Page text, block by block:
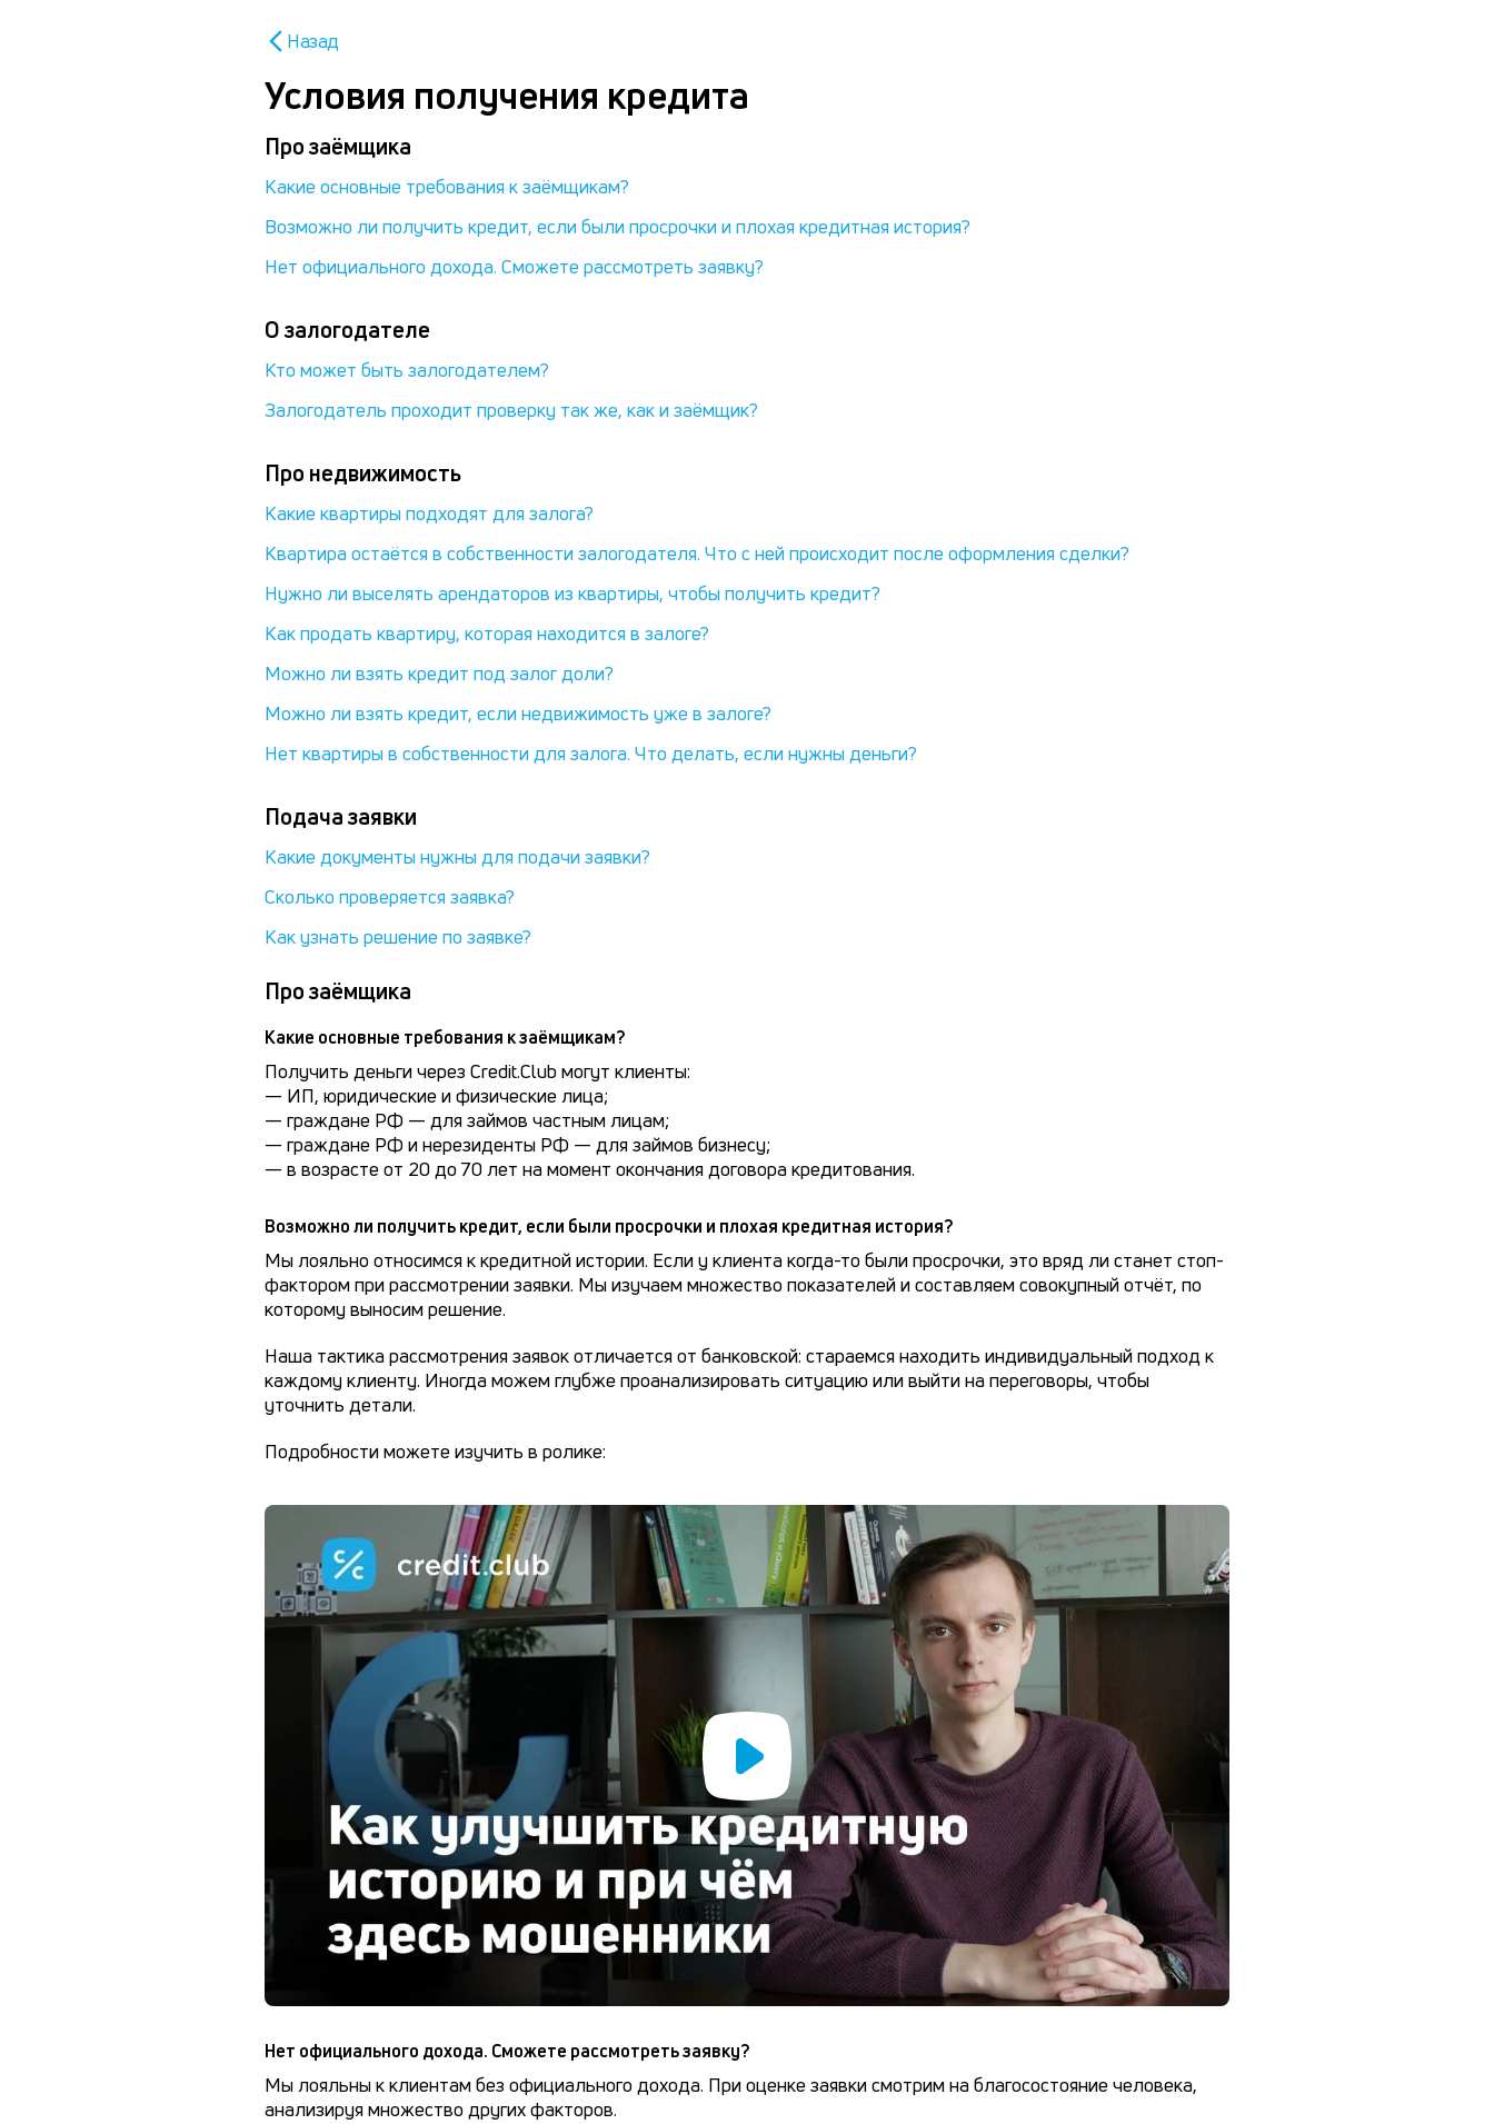
Назад
Условия получения кредита
Про заёмщика
Какие основные требования к заёмщикам?
Возможно ли получить кредит, если были просрочки и плохая кредитная история?
Нет официального дохода. Сможете рассмотреть заявку?
О залогодателе
Кто может быть залогодателем?
Залогодатель проходит проверку так же, как и заёмщик?
Про недвижимость
Какие квартиры подходят для залога?
Квартира остаётся в собственности залогодателя. Что с ней происходит после оформления сделки?
Нужно ли выселять арендаторов из квартиры, чтобы получить кредит?
Как продать квартиру, которая находится в залоге?
Можно ли взять кредит под залог доли?
Можно ли взять кредит, если недвижимость уже в залоге?
Нет квартиры в собственности для залога. Что делать, если нужны деньги?
Подача заявки
Какие документы нужны для подачи заявки?
Сколько проверяется заявка?
Как узнать решение по заявке?
Про заёмщика
Какие основные требования к заёмщикам?
Получить деньги через Credit.Club могут клиенты:
— ИП, юридические и физические лица;
— граждане РФ — для займов частным лицам;
— граждане РФ и нерезиденты РФ — для займов бизнесу;
— в возрасте от 20 до 70 лет на момент окончания договора кредитования.
Возможно ли получить кредит, если были просрочки и плохая кредитная история?
Мы лояльно относимся к кредитной истории. Если у клиента когда-то были просрочки, это вряд ли станет стоп-
фактором при рассмотрении заявки. Мы изучаем множество показателей и составляем совокупный отчёт, по
которому выносим решение.
Наша тактика рассмотрения заявок отличается от банковской: стараемся находить индивидуальный подход к
каждому клиенту. Иногда можем глубже проанализировать ситуацию или выйти на переговоры, чтобы
уточнить детали.
Подробности можете изучить в ролике:
Нет официального дохода. Сможете рассмотреть заявку?
Мы лояльны к клиентам без официального дохода. При оценке заявки смотрим на благосостояние человека,
анализируя множество других факторов.